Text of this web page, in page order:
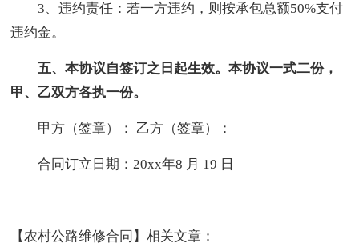
3、违约责任：若一方违约，则按承包总额50%支付
违约金。
五、本协议自签订之日起生效。本协议一式二份，
甲、乙双方各执一份。
甲方（签章）： 乙方（签章）：
合同订立日期：20xx年8 月 19 日
【农村公路维修合同】相关文章：